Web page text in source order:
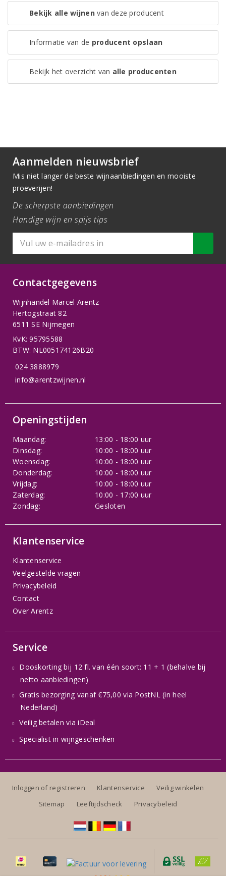
Bekijk alle wijnenvan deze producent
Informatie van de producent opslaan
Bekijk het overzicht van alle producenten
Aanmelden nieuwsbrief
Mis niet langer de beste wijnaanbiedingen en mooiste
proeverijen!
De scherpste aanbiedingen
Handige wijn en spijs tips
Contactgegevens
Wijnhandel Marcel Arentz
Hertogstraat 82
6511 SE Nijmegen
KvK: 95795588
BTW: NL005174126B20
024 3888979
info@arentzwijnen.nl
Openingstijden
Maandag:
13:00 - 18:00 uur
Dinsdag:
10:00 - 18:00 uur
Woensdag:
10:00 - 18:00 uur
Donderdag:
10:00 - 18:00 uur
Vrijdag:
10:00 - 18:00 uur
Zaterdag:
10:00 - 17:00 uur
Zondag:
Gesloten
Klantenservice
Klantenservice
Veelgestelde vragen
Privacybeleid
Contact
Over Arentz
Service
Dooskorting bij 12 fl. van één soort: 11 + 1 (behalve bij
netto aanbiedingen)
Gratis bezorging vanaf €75,00 via PostNL (in heel
Nederland)
Veilig betalen via iDeal
Specialist in wijngeschenken
Inloggen of registreren Klantenservice
Veilig winkelen
Sitemap
Leeftijdscheck Privacybeleid